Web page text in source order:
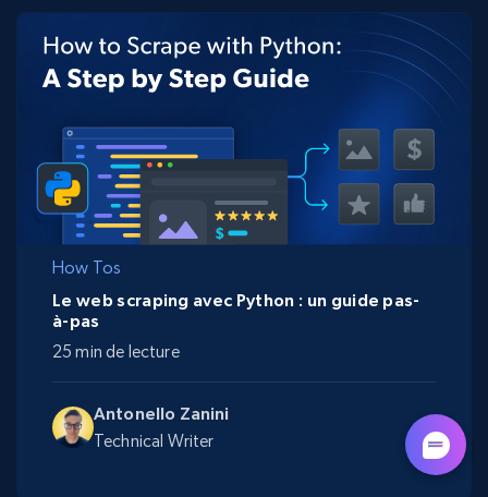
How Tos
Antonello Zanini
Technical Writer
Le web scraping avec Python : un guide pas-
à-pas
25 min de lecture